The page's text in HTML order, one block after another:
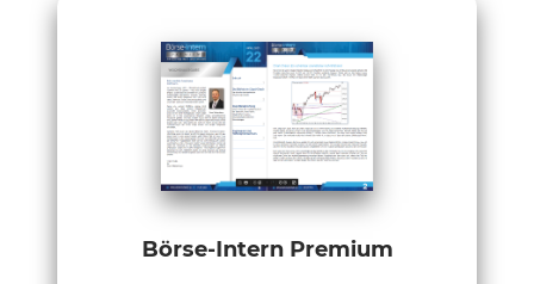
Börse-Intern Premium